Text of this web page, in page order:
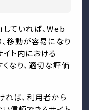
していれば、Web
、移動が容易になり
ト内における
くなり、適切な評価
れば、利用者から